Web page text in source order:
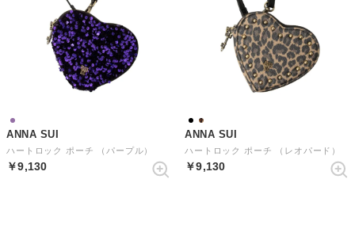
ANNA SUI
ハートロック ポーチ （パープル）
￥9,130
ANNA SUI
ハートロック ポーチ （レオパード）
￥9,130